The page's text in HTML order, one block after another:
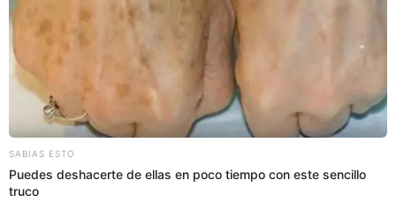
PUEDES VER:
Confirmado | Perú gozará de un segundo y